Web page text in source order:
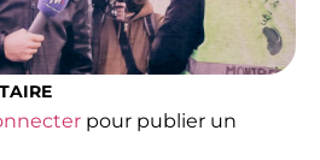
pour publier un